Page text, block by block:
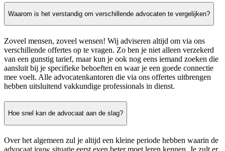
Waarom is het verstandig om verschillende advocaten te vergelijken?
Zoveel mensen, zoveel wensen! Wij adviseren altijd om via ons
verschillende offertes op te vragen. Zo ben je niet alleen verzekerd
van een gunstig tarief, maar kun je ook nog eens iemand zoeken die
aansluit bij je specifieke behoeften en waar je een goede connectie
mee voelt. Alle advocatenkantoren die via ons offertes uitbrengen
hebben uitsluitend vakkundige professionals in dienst.
Hoe snel kan de advocaat aan de slag?
Over het algemeen zul je altijd een kleine periode hebben waarin de
advocaat jouw situatie eerst even beter moet leren kennen. Je zult er